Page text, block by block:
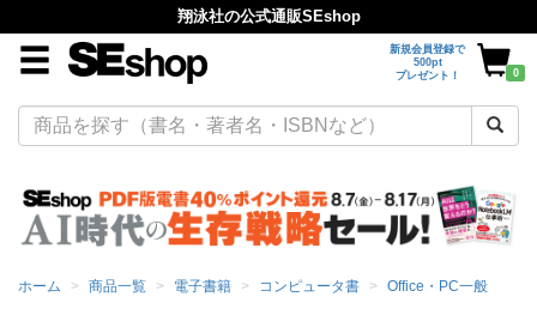
翔泳社の公式通販SEshop
新規会員登録で
500pt
プレゼント！
0
ホーム 商品一覧 電子書籍 コンピュータ書 Office・PC一般